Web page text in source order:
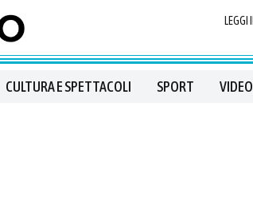
CULTURA E SPETTACOLI SPORT